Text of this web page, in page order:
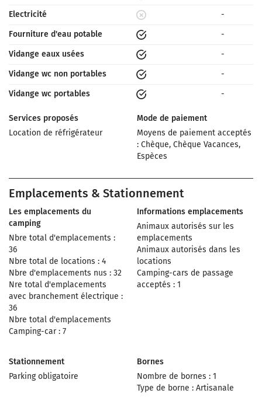
Electricité
-
Fourniture d'eau potable
-
Vidange eaux usées
-
Vidange wc non portables
-
Vidange wc portables
-
Services proposés
Location de réfrigérateur
Mode de paiement
Moyens de paiement acceptés
: Chèque, Chèque Vacances,
Espèces
Emplacements & Stationnement
Les emplacements du
camping
Nbre total d'emplacements :
36
Nbre total de locations : 4
Nbre d'emplacements nus : 32
Nre total d'emplacements
avec branchement électrique :
36
Nbre total d'emplacements
Camping-car : 7
Informations emplacements
Animaux autorisés sur les
emplacements
Animaux autorisés dans les
locations
Camping-cars de passage
acceptés : 1
Stationnement
Parking obligatoire
Bornes
Nombre de bornes : 1
Type de borne : Artisanale